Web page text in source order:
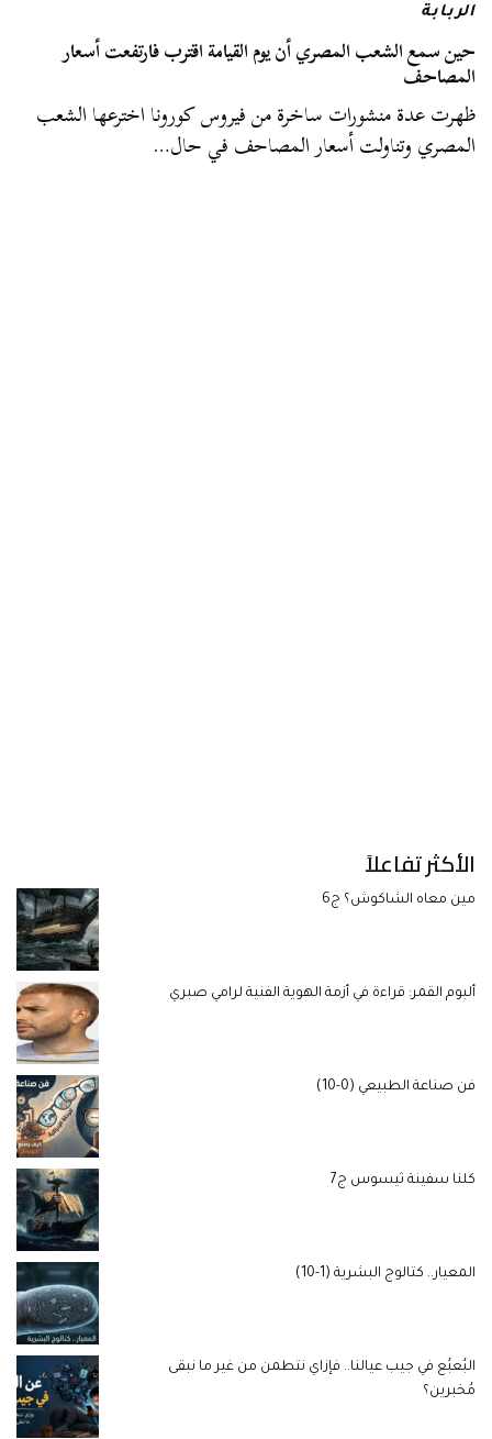
الربابة
حين سمع الشعب المصري أن يوم القيامة اقترب فارتفعت أسعار
المصاحف
ظهرت عدة منشورات ساخرة من فيروس كورونا اخترعها الشعب
المصري وتناولت أسعار المصاحف في حال…
الأكثر تفاعلاً
مين معاه الشاكوش؟ ج6
ألبوم القمر: قراءة في أزمة الهوية الفنية لرامي صبري
فن صناعة الطبيعي (0-10)
كلنا سفينة ثيسوس ج7
المعيار.. كتالوج البشرية (1-10)
البُعبُع في جيب عيالنا.. فإزاي نتطمن من غير ما نبقى
مُخبرين؟